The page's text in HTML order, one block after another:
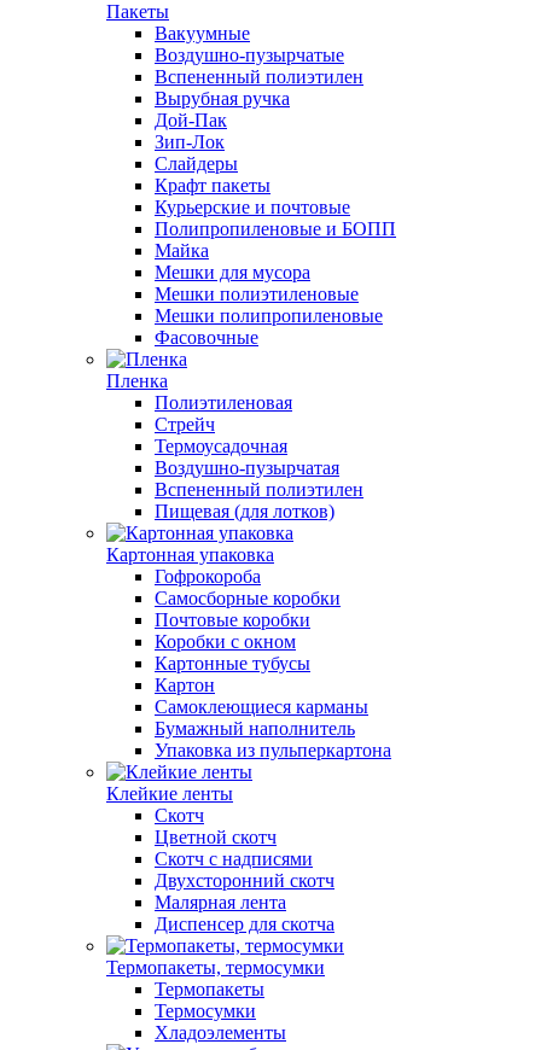
Пакеты
Вакуумные
Воздушно-пузырчатые
Вспененный полиэтилен
Вырубная ручка
Дой-Пак
Зип-Лок
Слайдеры
Крафт пакеты
Курьерские и почтовые
Полипропиленовые и БОПП
Майка
Мешки для мусора
Мешки полиэтиленовые
Мешки полипропиленовые
Фасовочные
Пленка
Полиэтиленовая
Стрейч
Термоусадочная
Воздушно-пузырчатая
Вспененный полиэтилен
Пищевая (для лотков)
Картонная упаковка
Гофрокороба
Самосборные коробки
Почтовые коробки
Коробки с окном
Картонные тубусы
Картон
Самоклеющиеся карманы
Бумажный наполнитель
Упаковка из пульперкартона
Клейкие ленты
Скотч
Цветной скотч
Скотч с надписями
Двухсторонний скотч
Малярная лента
Диспенсер для скотча
Термопакеты, термосумки
Термопакеты
Термосумки
Хладоэлементы